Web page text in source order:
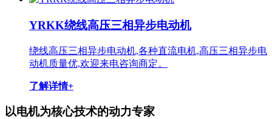
YRKK绕线高压三相异步电动机
绕线高压三相异步电动机,各种直流电机,高压三相异步电
动机质量优,欢迎来电咨询商定。
了解详情+
以电机为核心技术的动力专家